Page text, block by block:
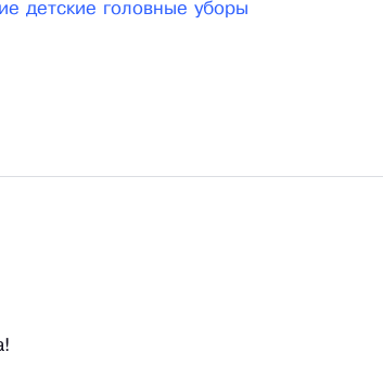
детские головные уборы